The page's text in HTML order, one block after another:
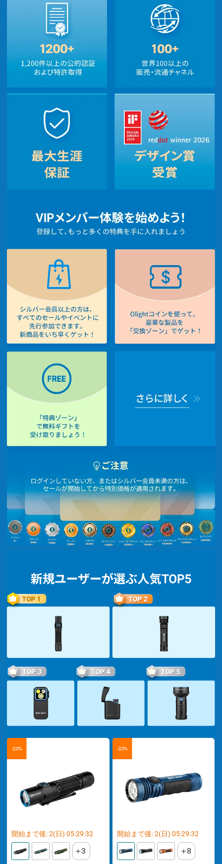
-20%
開始まで後:2(日)05:29:32
3
-20%
開始まで後:2(日) 05:29:32
8